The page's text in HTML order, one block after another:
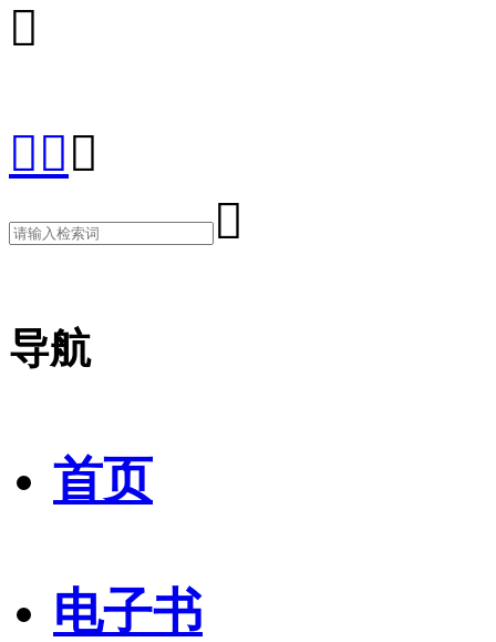



导航
首页
电子书